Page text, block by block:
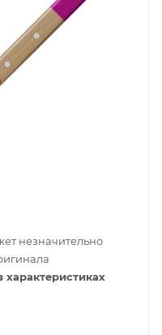
незначительно
характеристиках